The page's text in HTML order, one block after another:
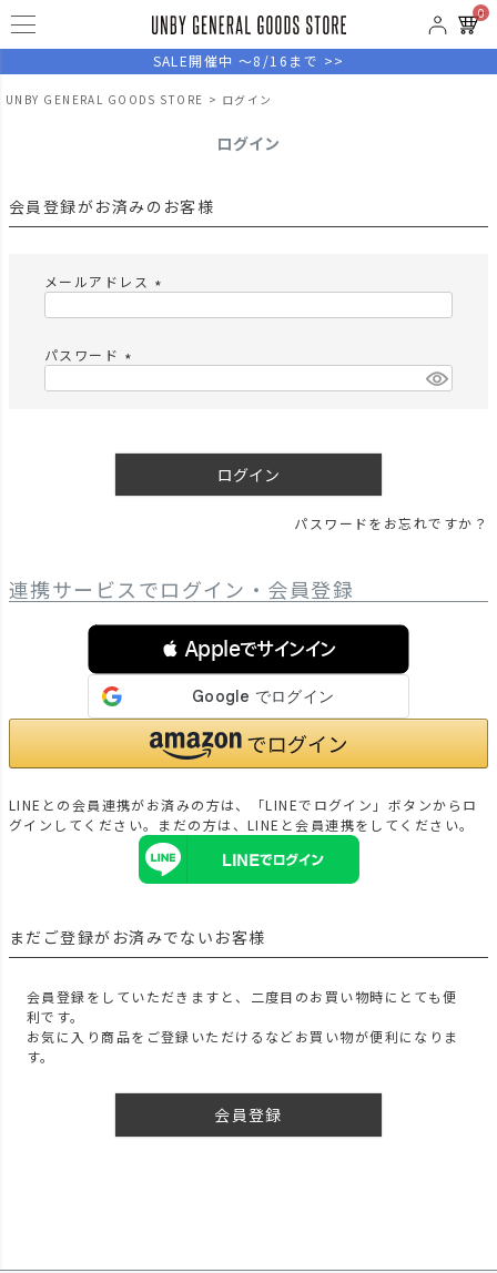
0
SALE開催中 ～8/16まで >>
UNBY GENERAL GOODS STORE ログイン
ログイン
会員登録がお済みのお客様
メールアドレス
)
パスワード
ログイン
パスワードをお忘れですか？
連携サービスでログイン・会員登録
 Appleでサインイン
LINEとの会員連携がお済みの方は、「LINEでログイン」ボタンからロ
グインしてください。まだの方は、LINEと会員連携をしてください。
まだご登録がお済みでないお客様
会員登録をしていただきますと、二度目のお買い物時にとても便
利です。
お気に入り商品をご登録いただけるなどお買い物が便利になりま
す。
会員登録